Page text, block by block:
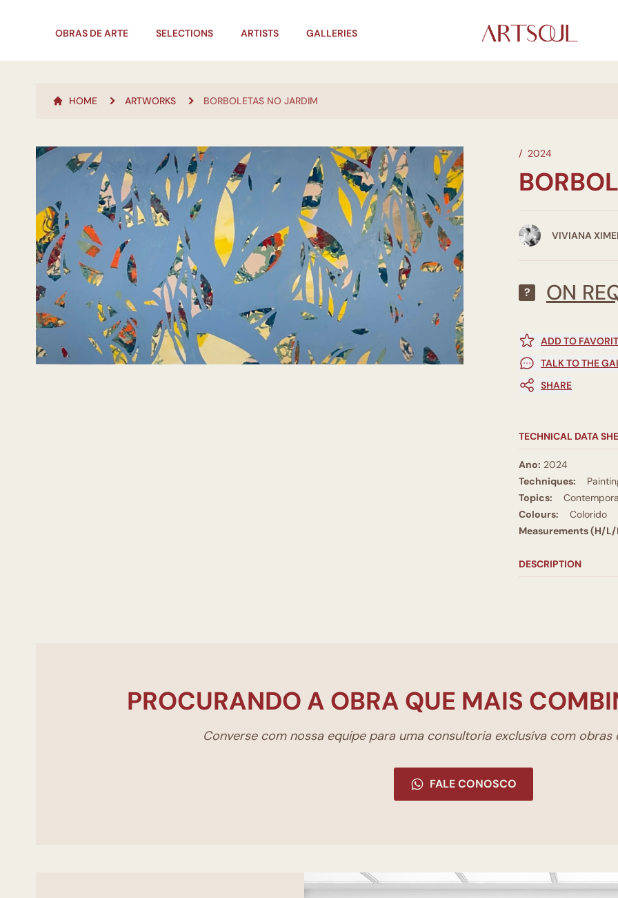
OBRAS DE ARTE SELECTIONS ARTISTS GALLERIES
HOME ARTWORKS BORBOLETAS NO JARDIM
/ 2024
VIVIANA
? ON
ADD TO
TALK TO THE
SHARE
TECHNICAL DATA
Ano: 2024
Techniques:
Topics:
Colours:
Colorido
Measurements (H/
DESCRIPTION
PROCURANDO A OBRA QUE MAIS
Converse com nossa equipe para uma consultoria exclusíva com obras
FALE CONOSCO